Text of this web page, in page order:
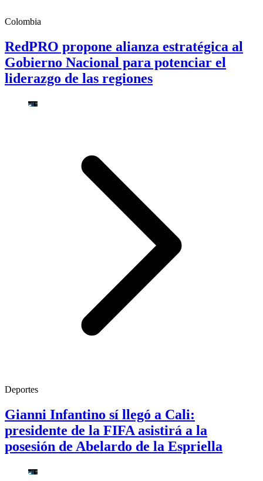
Colombia
RedPRO propone alianza estratégica al
Gobierno Nacional para potenciar el
liderazgo de las regiones
Deportes
Gianni Infantino sí llegó a Cali:
presidente de la FIFA asistirá a la
posesión de Abelardo de la Espriella